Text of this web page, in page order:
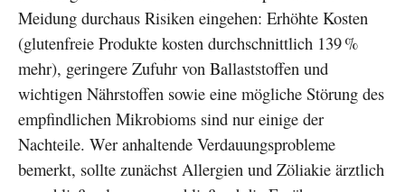
Meidung durchaus Risiken eingehen: Erhöhte Kosten
(glutenfreie Produkte kosten durchschnittlich 139 %
mehr), geringere Zufuhr von Ballaststoffen und
wichtigen Nährstoffen sowie eine mögliche Störung des
empfindlichen Mikrobioms sind nur einige der
Nachteile. Wer anhaltende Verdauungsprobleme
bemerkt, sollte zunächst Allergien und Zöliakie ärztlich